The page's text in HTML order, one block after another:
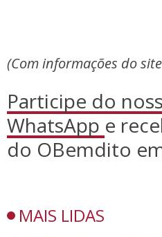
(Com informações do
Participe do
WhatsApp e
do OBemdito
MAIS LIDAS